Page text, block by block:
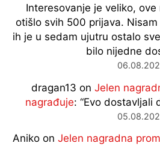
Interesovanje je veliko,
otišlo svih 500 prijava.
ih je u sedam ujutru ostalo
bilo nijedne
dragan13 on Jelen
nagrađuje: “Evo dostavljali
Aniko on Jelen nagradna